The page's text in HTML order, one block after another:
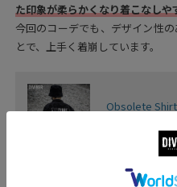
た印象が柔らかくなり着こなしや
今回のコーデでも、デザイン性
とで、上手く着崩しています。
Obsolete Shirt